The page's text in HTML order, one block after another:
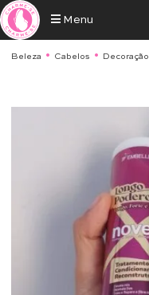
Menu
Beleza Cabelos Decoração